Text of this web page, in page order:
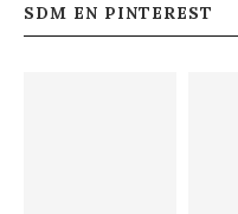
SDM EN PINTEREST